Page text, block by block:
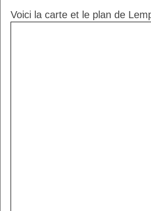
Voici la carte et le plan de